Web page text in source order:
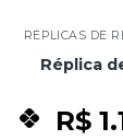
RÉPLICAS DE
Réplica
R$